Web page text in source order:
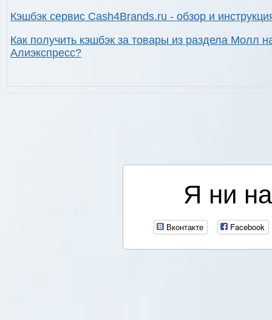
Кэшбэк сервис Cash4Brands.ru - обзор и
Как получить кэшбэк за товары из раздела Молл
Алиэкспресс?
Я ни
Вконтакте Facebook